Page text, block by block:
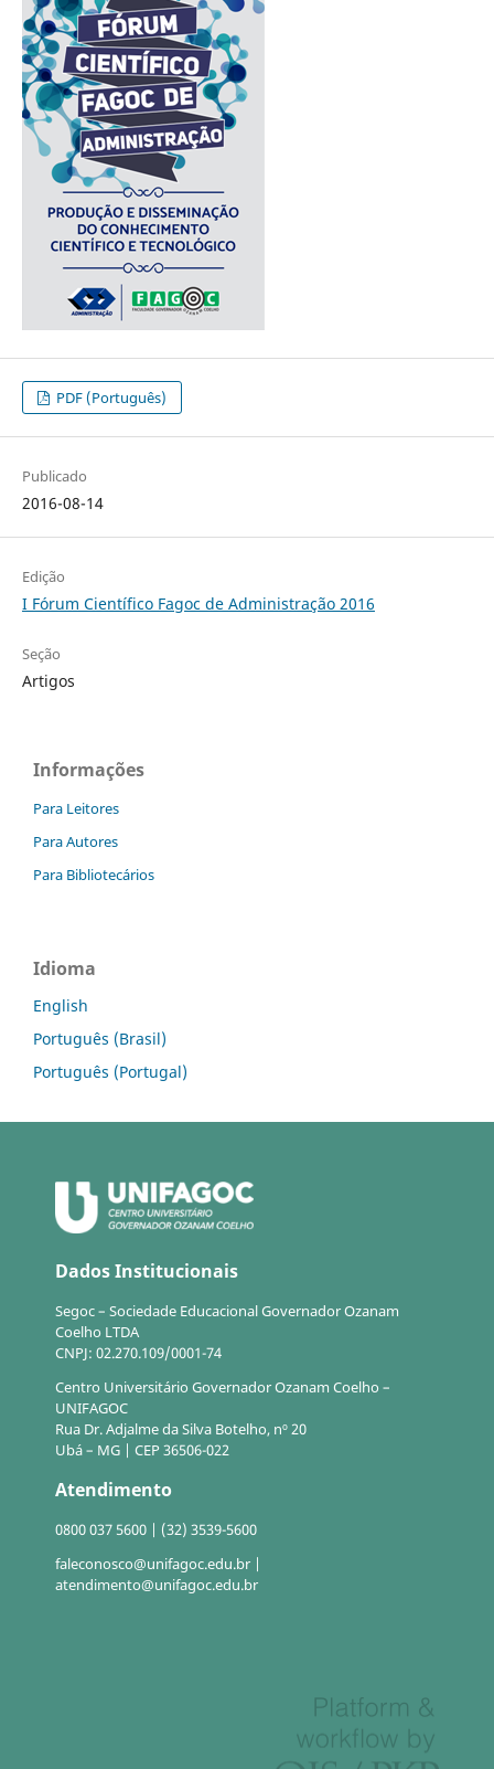
PDF (Português)
Publicado
2016-08-14
Edição
I Fórum Científico Fagoc de Administração 2016
Seção
Artigos
Informações
Para Leitores
Para Autores
Para Bibliotecários
Idioma
English
Português (Brasil)
Português (Portugal)
Dados Institucionais
Segoc – Sociedade Educacional Governador Ozanam
Coelho LTDA
CNPJ: 02.270.109/0001-74
Centro Universitário Governador Ozanam Coelho –
UNIFAGOC
Rua Dr. Adjalme da Silva Botelho, nº 20
Ubá – MG | CEP 36506-022
Atendimento
0800 037 5600 | (32) 3539-5600
faleconosco@unifagoc.edu.br |
atendimento@unifagoc.edu.br